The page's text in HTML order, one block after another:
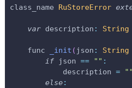
class_name RuStoreError
var description : String
    func
_init ( json : String
if json == "" :
            description
=
""
else: